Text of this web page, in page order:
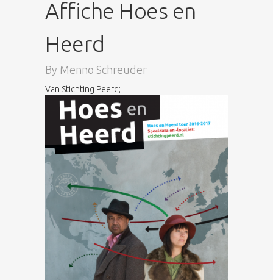
Affiche Hoes en
Heerd
By Menno Schreuder
Van Stichting Peerd;